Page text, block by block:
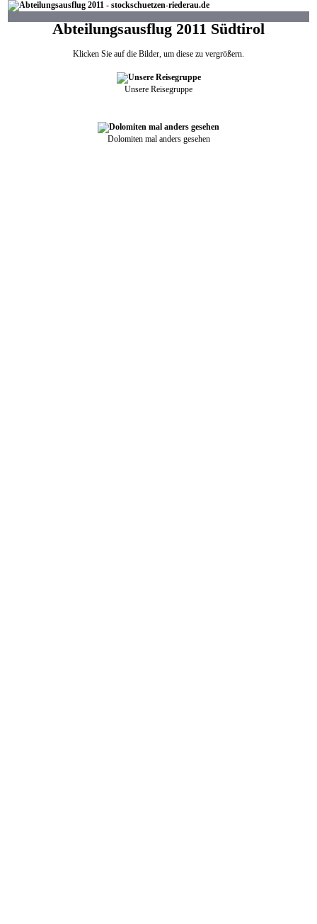
Abteilungsausflug 2011 Südtirol
Klicken Sie auf die Bilder, um diese zu vergrößern.
Unsere Reisegruppe
Dolomiten mal anders gesehen